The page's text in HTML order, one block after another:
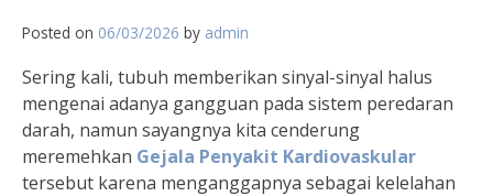
Posted on 06/03/2026 by admin
Sering kali, tubuh memberikan sinyal-sinyal halus
mengenai adanya gangguan pada sistem peredaran
darah, namun sayangnya kita cenderung
meremehkan Gejala Penyakit Kardiovaskular
tersebut karena menganggapnya sebagai kelelahan